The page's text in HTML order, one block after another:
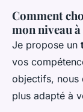
Comment
mon niveau à
Je propose un
vos
objectifs, nous
plus adapté à